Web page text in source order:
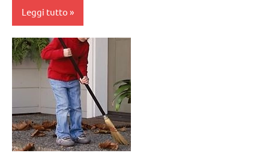
PER ETA'
TUTTI GLI
ARTICOLI
varie -
manualità
PRATICA
GUIDA
MONTESSORI
Primavera
scienze:
TUTTI GLI
ARGOMENTI
PER ETA'
Leggi tutto
botanica
cura
dell'ambiente
da 0
a 3
anni